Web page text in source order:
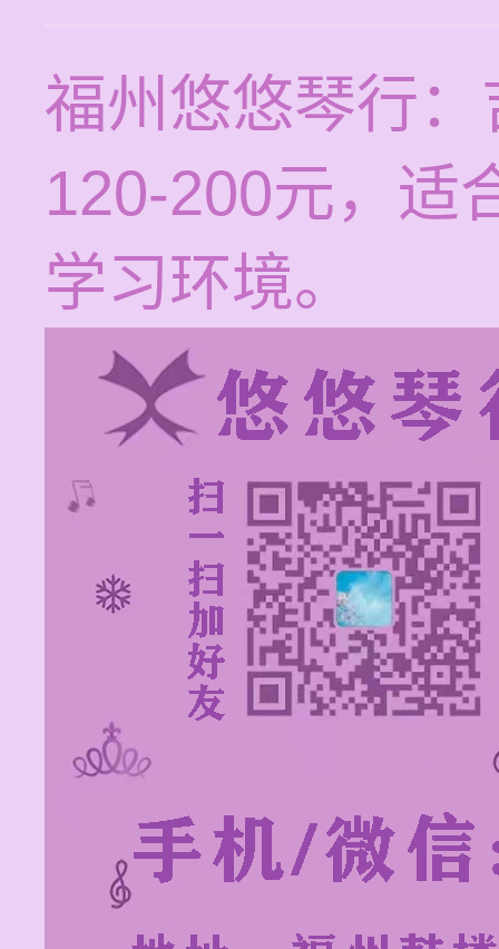
福州悠悠琴行
120-200元，适
学习环境。